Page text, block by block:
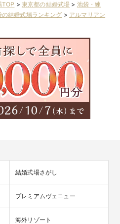
TOP > 東京都の結婚式場 > 池袋・練
の結婚式場ランキング > アルマリアン
結婚式場さがし
プレミアムヴェニュー
海外リゾート